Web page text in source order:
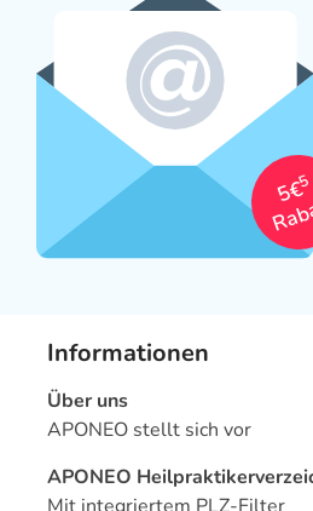
5€
5
Informationen
Über uns
APONEO stellt sich vor
APONEO